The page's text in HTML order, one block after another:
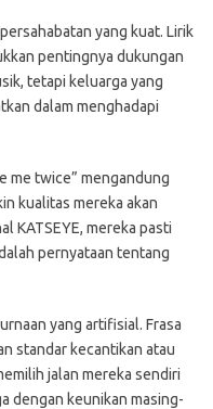
yang kuat. Lirik
pentingnya dukungan
tetapi keluarga yang
dalam menghadapi
me twice” mengandung
kualitas mereka akan
KATSEYE, mereka pasti
pernyataan tentang
yang artifisial. Frasa
standar kecantikan atau
jalan mereka sendiri
dengan keunikan masing-